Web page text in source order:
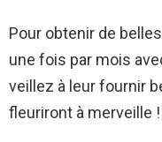
Pour obtenir de
une fois par mois
veillez à leur fournir
fleuriront à merveille !